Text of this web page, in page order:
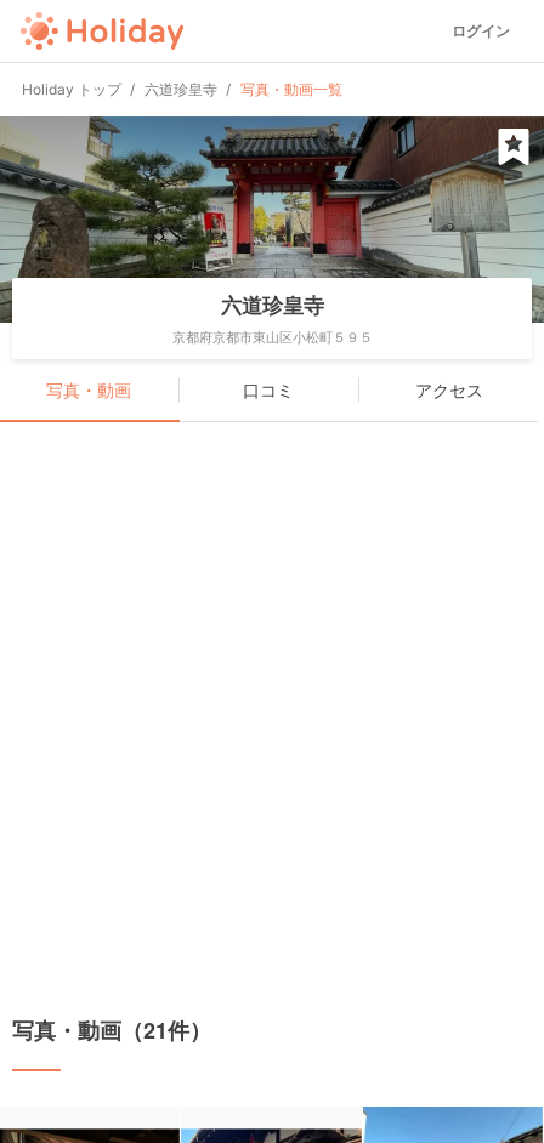
ログイン
Holiday トップ 六道珍皇寺 写真・動画一覧
六道珍皇寺
京都府京都市東山区小松町５９５
写真・動画 口コミ アクセス
写真・動画（21件）